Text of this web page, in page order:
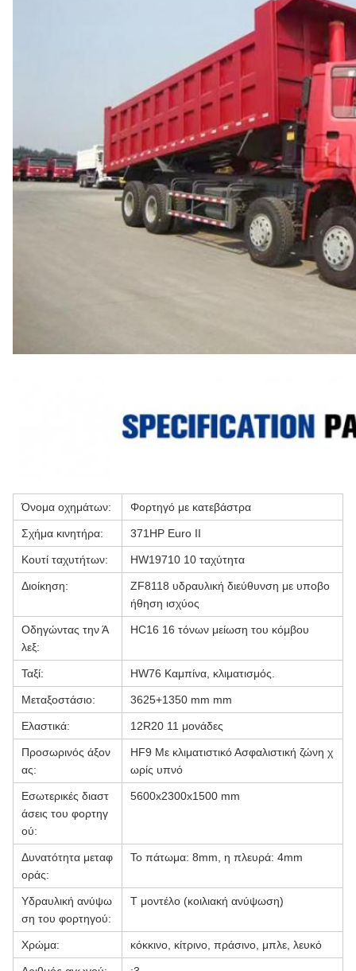
Όνομα οχημάτων: Φορτηγό με κατεβάστρα
Σχήμα κινητήρα: 371HP Euro II
Κουτί ταχυτήτων: HW19710 10 ταχύτητα
Διοίκηση:
ZF8118 υδραυλική διεύθυνση με υποβο
ήθηση ισχύος
Οδηγώντας την Ά
λεξ:
HC16 16 τόνων μείωση του κόμβου
Ταξί: HW76 Καμπίνα, κλιματισμός.
Μεταξοστάσιο: 3625+1350 mm mm
Ελαστικά: 12R20 11 μονάδες
Προσωρινός άξον
ας:
HF9 Με κλιματιστικό Ασφαλιστική ζώνη χ
ωρίς υπνό
Εσωτερικές διαστ
άσεις του φορτηγ
ού:
5600x2300x1500 mm
Δυνατότητα μεταφ
οράς:
Το πάτωμα: 8mm, η πλευρά: 4mm
Υδραυλική ανύψω
ση του φορτηγού:
Τ μοντέλο (κοιλιακή ανύψωση)
Χρώμα: κόκκινο, κίτρινο, πράσινο, μπλε, λευκό